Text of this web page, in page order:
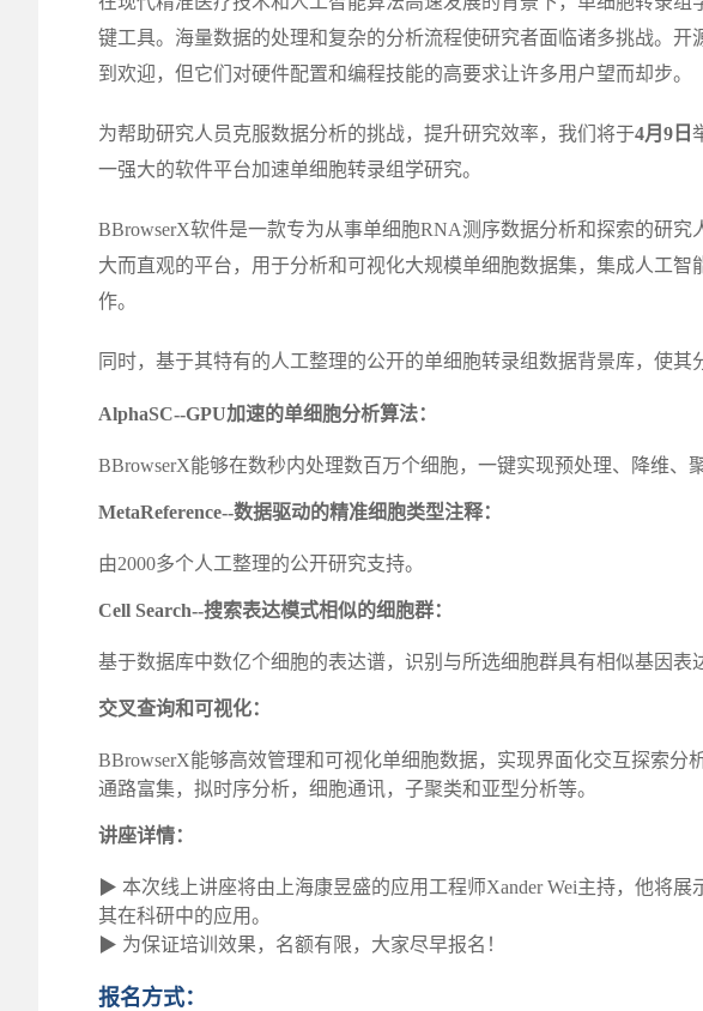
键工具。海量数据的处理和复杂的分析流程使研究者面临诸多挑战。开
到欢迎，但它们对硬件配置和编程技能的高要求让许多用户望而却步。
为帮助研究人员克服数据分析的挑战，提升研究效率，我们将于4月9日
一强大的软件平台加速单细胞转录组学研究。
BBrowserX软件是一款专为从事单细胞RNA测序数据分析和探索的研
大而直观的平台，用于分析和可视化大规模单细胞数据集，集成人工
作。
同时，基于其特有的人工整理的公开的单细胞转录组数据背景库，使其
AlphaSC--GPU加速的单细胞分析算法：
BBrowserX能够在数秒内处理数百万个细胞，一键实现预处理、降维、
MetaReference--数据驱动的精准细胞类型注释：
由2000多个人工整理的公开研究支持。
Cell Search--搜索表达模式相似的细胞群：
基于数据库中数亿个细胞的表达谱，识别与所选细胞群具有相似基因表
交叉查询和可视化：
BBrowserX能够高效管理和可视化单细胞数据，实现界面化交互探索分
通路富集，拟时序分析，细胞通讯，子聚类和亚型分析等。
讲座详情：
▶ 本次线上讲座将由上海康昱盛的应用工程师Xander Wei主持，他将
其在科研中的应用。
▶ 为保证培训效果，名额有限，大家尽早报名！
报名方式：